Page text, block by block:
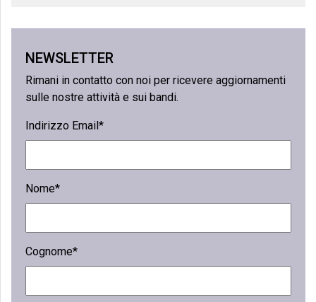
NEWSLETTER
Rimani in contatto con noi per ricevere aggiornamenti
sulle nostre attività e sui bandi.
Indirizzo Email*
Nome*
Cognome*